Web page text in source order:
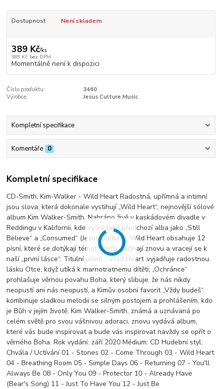
Dostupnost Není skladem
389 Kč/ks
389 Kč bez DPH
Momentálně není k dispozici
Číslo produktu:
3460
Výrobce:
Jesus Culture Music
Kompletní specifikace
Komentáře 0
Kompletní specifikace
CD-Smith, Kim-Walker - Wild Heart Radostná, upřímná a intimní
jsou slova, která dokonale vystihují „Wild Heart“, nejnovější sólové
album Kim Walker-Smith. Nahráno živě v kaskádovém divadle v
Reddingu v Kalifornii, kde vyšla také předchozí alba jako „Still
Believe“ a „Consumed“ (Jesus Culture). Wild Heart obsahuje 12
písní, které se dotýkají témat života, začínají znovu a vracejí se k
naší „první lásce“. Titulní píseň „ Wild Heart ,vyjadřuje radostnou
lásku Otce, když utíká k marnotratnému dítěti; „Ochránce“
prohlašuje věrnou povahu Boha, který slibuje, že nás nikdy
neopustí ani nás neopustí, a Kimův osobní favorit „Vždy budeš“
kombinuje sladkou melodii se silným postojem a prohlášením, kdo
je Bůh v jejím životě. Kim Walker-Smith, známá a uznávaná po
celém světě pro svou vášnivou adoraci, znovu vydává album,
které vás bude inspirovat a bude vás inspirovat navždy se opřít o
věrného Boha. Rok vydání: září 2020 Médium: CD Hudební styl:
Chvála / Uctívání 01 - Stones 02 - Come Through 03 - Wild Heart
04 - Breathing Room 05 - Simple Days 06 - Returning 07 - You'll
Always Be 08 - Only You 09 - Protector 10 - Already Have
(Bear's Song) 11 - Just To Have You 12 - Just Be